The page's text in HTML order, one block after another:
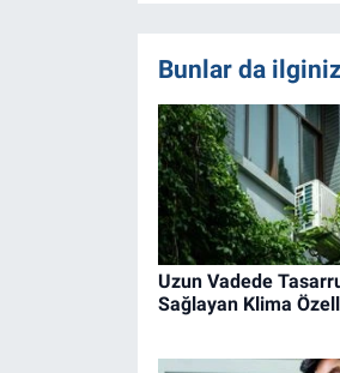
Bunlar da
Uzun Vadede
Sağlayan Klima